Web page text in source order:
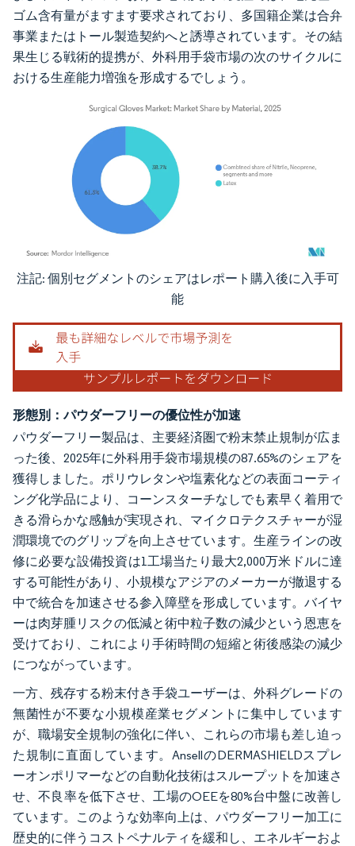
ゴム含有量がますます要求されており、多国籍企業は合弁
事業またはトール製造契約へと誘導されています。その結
果生じる戦術的提携が、外科用手袋市場の次のサイクルに
おける生産能力増強を形成するでしょう。
画像 © Mordor Intelligence。再利用にはCC BY 4.0の表示が必要です。
注記: 個別セグメントのシェアはレポート購入後に入手可
能
形態別：パウダーフリーの優位性が加速
パウダーフリー製品は、主要経済圏で粉末禁止規制が広ま
った後、2025年に外科用手袋市場規模の87.65%のシェアを
獲得しました。ポリウレタンや塩素化などの表面コーティ
ング化学品により、コーンスターチなしでも素早く着用で
きる滑らかな感触が実現され、マイクロテクスチャーが湿
潤環境でのグリップを向上させています。生産ラインの改
修に必要な設備投資は1工場当たり最大2,000万米ドルに達
する可能性があり、小規模なアジアのメーカーが撤退する
中で統合を加速させる参入障壁を形成しています。バイヤ
ーは肉芽腫リスクの低減と術中粒子数の減少という恩恵を
受けており、これにより手術時間の短縮と術後感染の減少
につながっています。
一方、残存する粉末付き手袋ユーザーは、外科グレードの
無菌性が不要な小規模産業セグメントに集中しています
が、職場安全規制の強化に伴い、これらの市場も差し迫っ
た規制に直面しています。AnsellのDERMASHIELDスプレ
ーオンポリマーなどの自動化技術はスループットを加速さ
せ、不良率を低下させ、工場のOEEを80%台中盤に改善し
ています。このような効率向上は、パウダーフリー加工に
歴史的に伴うコストペナルティを緩和し、エネルギーおよ